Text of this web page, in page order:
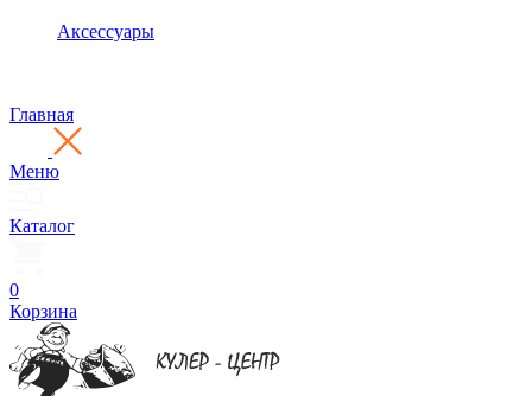
Аксессуары
Главная
Меню
Каталог
0
Корзина